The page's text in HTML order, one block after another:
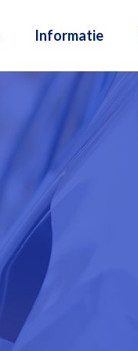
Informatie